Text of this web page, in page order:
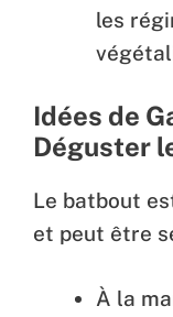
les
Idées de
Déguster
Le batbout
et peut être
À la